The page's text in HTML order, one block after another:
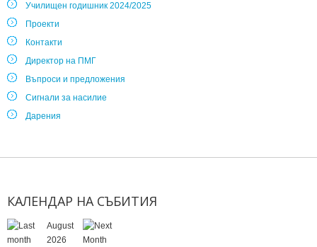
Училищен годишник 2024/2025
Проекти
Контакти
Директор на ПМГ
Въпроси и предложения
Сигнали за насилие
Дарения
КАЛЕНДАР НА СЪБИТИЯ
August
2026